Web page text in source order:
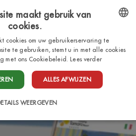
ENGLISH
FRENCH
DUTCH
maakt gebruik van
cookies.
cookies om uw gebruikerservaring te
te gebruiken, stemt u in met alle cookies
met ons Cookiebeleid. Lees verder
ALLES AFWIJZEN
WEERGEVEN